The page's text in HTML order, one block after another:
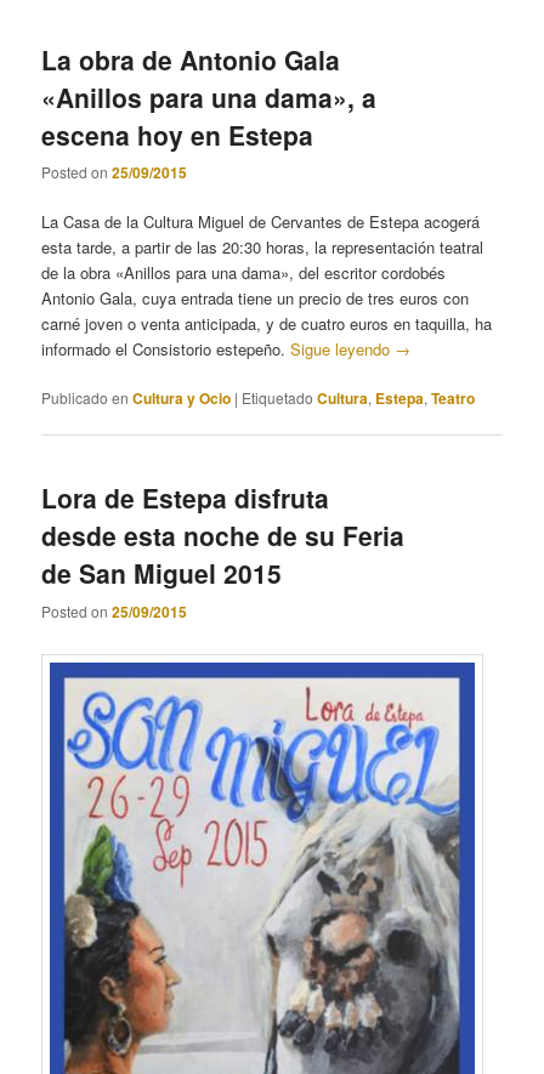
La obra de Antonio Gala
«Anillos para una dama», a
escena hoy en Estepa
Posted on25/09/2015
La Casa de la Cultura Miguel de Cervantes de Estepa acogerá
esta tarde, a partir de las 20:30 horas, la representación teatral
de la obra «Anillos para una dama», del escritor cordobés
Antonio Gala, cuya entrada tiene un precio de tres euros con
carné joven o venta anticipada, y de cuatro euros en taquilla, ha
informado el Consistorio estepeño.Sigue leyendo →
Publicado en Cultura y Ocio | Etiquetado Cultura, Estepa,Teatro
Lora de Estepa disfruta
desde esta noche de su Feria
de San Miguel 2015
Posted on25/09/2015